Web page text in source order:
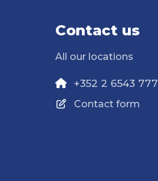
Contact us
All our locations
+352 2 6543 777
Contact form